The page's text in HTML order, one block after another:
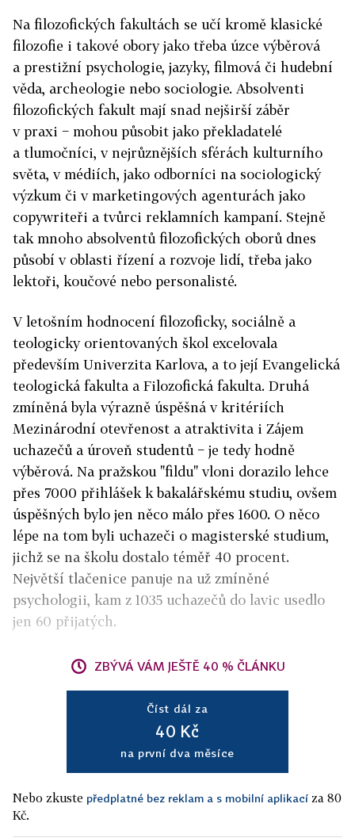
Na filozofických fakultách se učí kromě klasické
filozofie i takové obory jako třeba úzce výběrová
a prestižní psychologie, jazyky, filmová či hudební
věda, archeologie nebo sociologie. Absolventi
filozofických fakult mají snad nejširší záběr
v praxi − mohou působit jako překladatelé
a tlumočníci, v nejrůznějších sférách kulturního
světa, v médiích, jako odborníci na sociologický
výzkum či v marketingových agenturách jako
copywriteři a tvůrci reklamních kampaní. Stejně
tak mnoho absolventů filozofických oborů dnes
působí v oblasti řízení a rozvoje lidí, třeba jako
lektoři, koučové nebo personalisté.
V letošním hodnocení filozoficky, sociálně a
teologicky orientovaných škol excelovala
především Univerzita Karlova, a to její Evangelická
teologická fakulta a Filozofická fakulta. Druhá
zmíněná byla výrazně úspěšná v kritériích
Mezinárodní otevřenost a atraktivita i Zájem
uchazečů a úroveň studentů − je tedy hodně
výběrová. Na pražskou "fildu" vloni dorazilo lehce
přes 7000 přihlášek k bakalářskému studiu, ovšem
úspěšných bylo jen něco málo přes 1600. O něco
lépe na tom byli uchazeči o magisterské studium,
jichž se na školu dostalo téměř 40 procent.
Největší tlačenice panuje na už zmíněné
psychologii, kam z 1035 uchazečů do lavic usedlo
jen 60 přijatých.
ZBÝVÁ VÁM JEŠTĚ 40 % ČLÁNKU
Číst dál za
40 Kč
na první dva měsíce
Nebo zkuste předplatné bez reklam a s mobilní aplikací za 80
Kč.